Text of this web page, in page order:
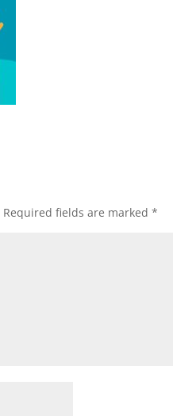
Required fields are marked*